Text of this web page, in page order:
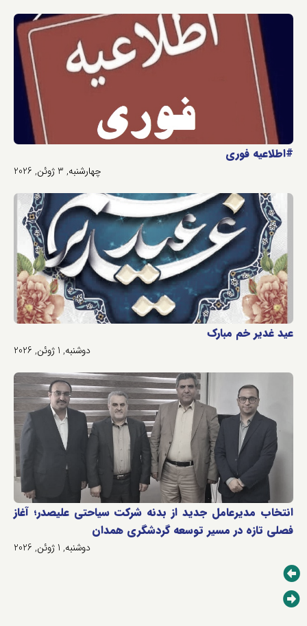
#اطلاعیه فوری
چهارشنبه, 3 ژوئن, 2026
عید غدیر خم مبارک
دوشنبه, 1 ژوئن, 2026
انتخاب مدیرعامل جدید از بدنه شرکت سیاحتی علیصدر؛ آغاز
فصلی تازه در مسیر توسعه گردشگری همدان
دوشنبه, 1 ژوئن, 2026